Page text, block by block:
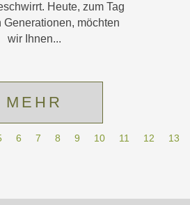
Heute, zum Tag
Generationen, möchten
wir Ihnen...
MEHR
6 7 8 9 10 11 12 13